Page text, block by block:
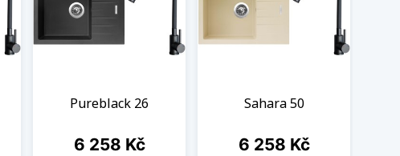
Pureblack 26
Cena
6 258 Kč
Sahara 50
Cena
6 258 Kč